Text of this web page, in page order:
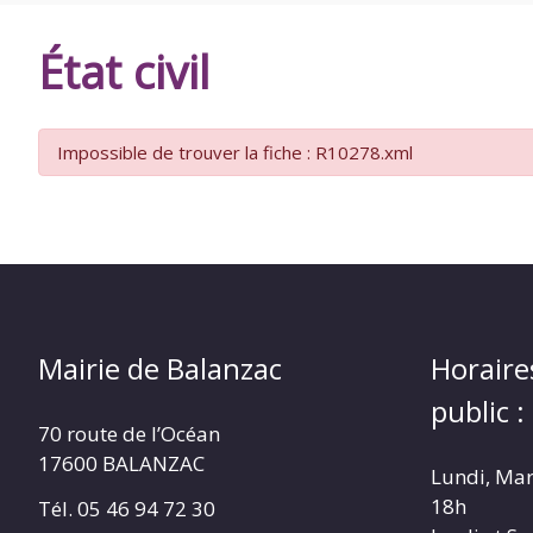
État civil
Impossible de trouver la fiche : R10278.xml
Mairie de Balanzac
70 route de l’Océan
17600 BALANZAC
Tél. 05 46 94 72 30
public :
Lundi,
18h